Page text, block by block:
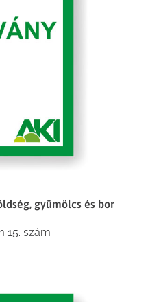
gyümölcs és bor
15. szám